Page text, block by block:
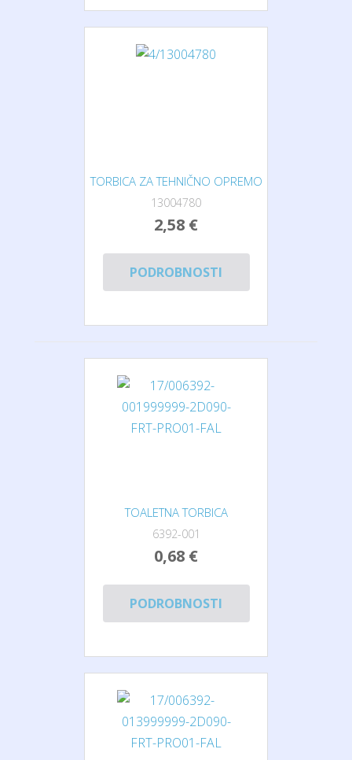
TORBICA ZA TEHNIČNO OPREMO
13004780
2,58 €
PODROBNOSTI
TOALETNA TORBICA
6392-001
0,68 €
PODROBNOSTI